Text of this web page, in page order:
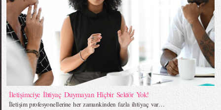
İletişimciye İhtiyaç Duymayan Hiçbir Sektör Yok!
İletişim profesyonellerine her zamankinden fazla ihtiyaç var…